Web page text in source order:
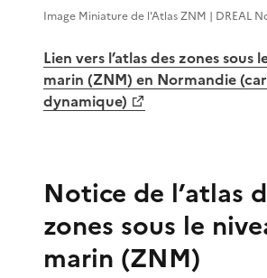
Image Miniature de l'Atlas ZNM | DREAL
Lien vers l’atlas des zones sous
marin (ZNM) en Normandie
dynamique)
Notice de l’atlas
zones sous le
marin (ZNM)